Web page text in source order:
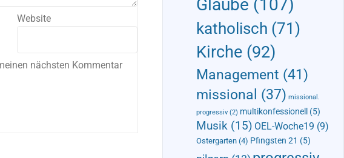
Website
nächsten Kommentar
Glaube (107)
katholisch (71)
Kirche(92)
Management (41)
missional (37) missional.
progressiv(2) multikonfessionell (5)
Musik(15) OEL-Woche19 (9)
Ostergarten(4) Pfingsten 21 (5)